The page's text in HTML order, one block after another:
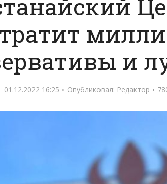
и
01.12.2022 16:25 Опубликовал: Редактор